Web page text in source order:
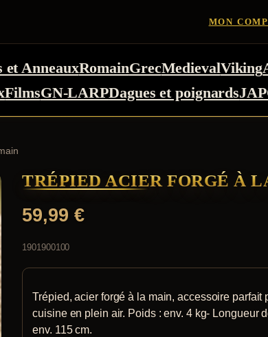
MON
et AnneauxRomainGrecMedievalViking
FilmsGN-LARPDagues et poignards
TRÉPIED ACIER FORGÉ À
59,99 €
1901900100
Trépied, acier forgé à la main, accessoire parfait
cuisine en plein air. Poids : env. 4 kg- Longueur
env. 115 cm.